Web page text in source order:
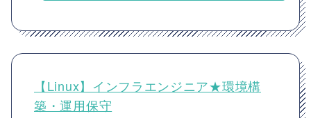
【Linux】インフラエンジニア★環境構
築・運用保守